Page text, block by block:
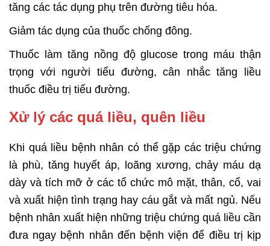
tăng các tác dụng phụ trên đường tiêu hóa.
Giảm tác dụng của thuốc chống đông.
Thuốc làm tăng nồng độ glucose trong máu thận
trọng với người tiểu đường, cân nhắc tăng liều
thuốc điều trị tiểu đường.
Xử lý các quá liều, quên liều
Khi quá liều bệnh nhân có thể gặp các triệu chứng
là phù, tăng huyết áp, loãng xương, chảy máu dạ
dày và tích mỡ ở các tổ chức mô mặt, thân, cổ, vai
và xuất hiện tình trạng hay cáu gắt và mất ngủ. Nếu
bệnh nhân xuất hiện những triệu chứng quá liều cần
đưa ngay bệnh nhân đến bệnh viện để điều trị kịp